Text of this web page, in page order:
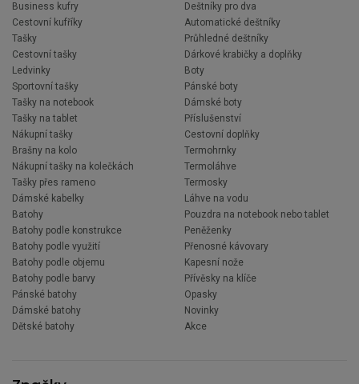
Business kufry
Cestovní kufříky
Tašky
Cestovní tašky
Ledvinky
Sportovní tašky
Tašky na notebook
Tašky na tablet
Nákupní tašky
Brašny na kolo
Nákupní tašky na kolečkách
Tašky přes rameno
Dámské kabelky
Batohy
Batohy podle konstrukce
Batohy podle využití
Batohy podle objemu
Batohy podle barvy
Pánské batohy
Dámské batohy
Dětské batohy
Deštníky pro dva
Automatické deštníky
Průhledné deštníky
Dárkové krabičky a doplňky
Boty
Pánské boty
Dámské boty
Příslušenství
Cestovní doplňky
Termohrnky
Termoláhve
Termosky
Láhve na vodu
Pouzdra na notebook nebo tablet
Peněženky
Přenosné kávovary
Kapesní nože
Přívěsky na klíče
Opasky
Novinky
Akce